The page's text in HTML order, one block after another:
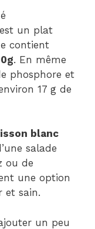
un plat
contient
. En même
phosphore et
17 g de
blanc
salade
ou de
une option
et sain.
un peu